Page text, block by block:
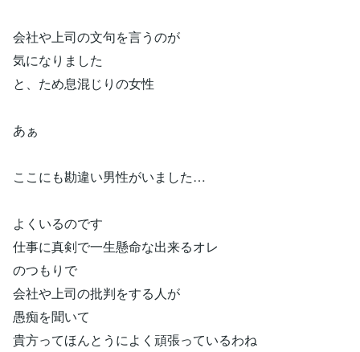
会社や上司の文句を言うのが
気になりました
と、ため息混じりの女性
あぁ
ここにも勘違い男性がいました…
よくいるのです
仕事に真剣で一生懸命な出来るオレ
のつもりで
会社や上司の批判をする人が
愚痴を聞いて
貴方ってほんとうによく頑張っているわね